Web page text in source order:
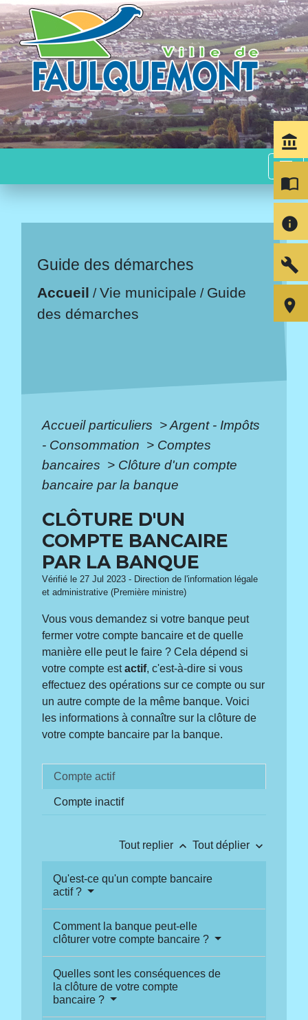
menu
Guide des démarches
Accueil /Vie municipale / Guide
des démarches
Accueil particuliers >Argent - Impôts
- Consommation > Comptes
bancaires > Clôture d'un compte
bancaire par la banque
CLÔTURE D'UN
COMPTE BANCAIRE
PAR LA BANQUE
Vérifié le 27 Jul 2023 - Direction de l'information légale
et administrative (Première ministre)
Vous vous demandez si votre banque peut
fermer votre compte bancaire et de quelle
manière elle peut le faire ? Cela dépend si
votre compte estactif, c'est-à-dire si vous
effectuez des opérations sur ce compte ou sur
un autre compte de la même banque. Voici
les informations à connaître sur la clôture de
votre compte bancaire par la banque.
Compte actif
Compte inactif
Tout replier keyboard_arrow_up Tout déplier keyboard_arrow_down
Qu'est-ce qu'un compte bancaire
actif ?
Comment la banque peut-elle
clôturer votre compte bancaire ?
Quelles sont les conséquences de
la clôture de votre compte
bancaire ?
account_balance
import_contacts
info
build
room